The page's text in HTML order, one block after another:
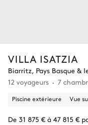
VILLA ISATZIA
Biarritz, Pays Basque &
12 voyageurs
7
Piscine extérieure Vue
De 31 875 € à 47 815 €